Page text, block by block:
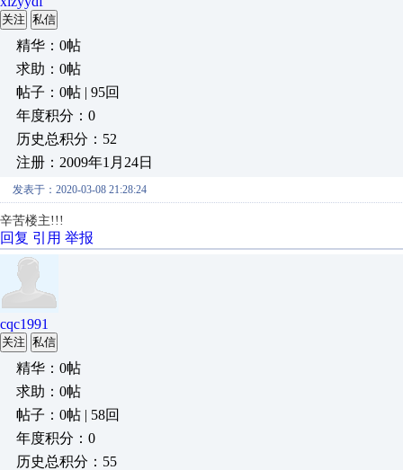
关注 私信
精华：0帖
求助：0帖
帖子：0帖 | 95回
年度积分：0
历史总积分：52
注册：2009年1月24日
发表于：2020-03-08 21:28:24
辛苦楼主!!!
回复 引用 举报
cqc1991
关注 私信
精华：0帖
求助：0帖
帖子：0帖 | 58回
年度积分：0
历史总积分：55